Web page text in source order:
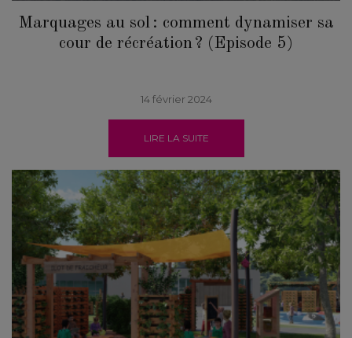
Marquages au sol : comment dynamiser sa
cour de récréation ? (Episode 5)
14 février 2024
LIRE LA SUITE